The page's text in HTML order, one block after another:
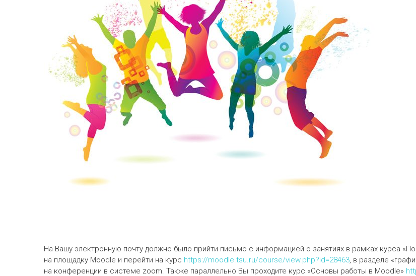
На Вашу электронную почту должно было прийти письмо с информацией о занятиях в рамках курса
на площадку Moodle и перейти на курс https://moodle.tsu.ru/course/view.php?id=28463, в разделе
на конференции в системе zoom. Также параллельно Вы проходите курс «Основы работы в Moodle»